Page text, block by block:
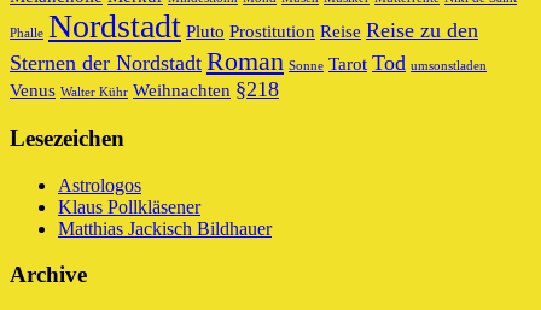
Phalle Nordstadt Pluto Prostitution Reise Reise zu den
Sternen der Nordstadt Roman Sonne Tarot Tod umsonstladen
Venus Walter Kühr Weihnachten §218
Lesezeichen
Astrologos
Klaus Pollkläsener
Matthias Jackisch Bildhauer
Archive